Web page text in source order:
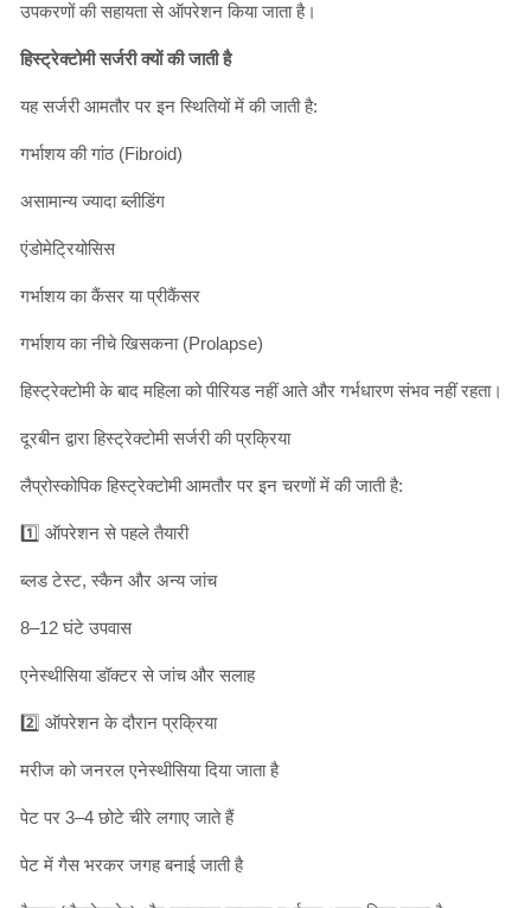
उपकरणों की सहायता से ऑपरेशन किया जाता है।
हिस्ट्रेक्टोमी सर्जरी क्यों की जाती है
यह सर्जरी आमतौर पर इन स्थितियों में की जाती है:
गर्भाशय की गांठ (Fibroid)
असामान्य ज्यादा ब्लीडिंग
एंडोमेट्रियोसिस
गर्भाशय का कैंसर या प्रीकैंसर
गर्भाशय का नीचे खिसकना (Prolapse)
हिस्ट्रेक्टोमी के बाद महिला को पीरियड नहीं आते और गर्भधारण संभव नहीं रहता।
दूरबीन द्वारा हिस्ट्रेक्टोमी सर्जरी की प्रक्रिया
लैप्रोस्कोपिक हिस्ट्रेक्टोमी आमतौर पर इन चरणों में की जाती है:
1️⃣ ऑपरेशन से पहले तैयारी
ब्लड टेस्ट, स्कैन और अन्य जांच
8–12 घंटे उपवास
एनेस्थीसिया डॉक्टर से जांच और सलाह
2️⃣ ऑपरेशन के दौरान प्रक्रिया
मरीज को जनरल एनेस्थीसिया दिया जाता है
पेट पर 3–4 छोटे चीरे लगाए जाते हैं
पेट में गैस भरकर जगह बनाई जाती है